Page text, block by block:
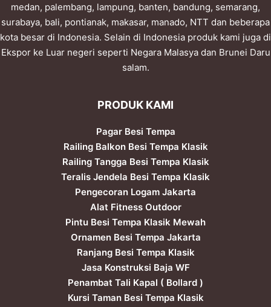
medan, palembang, lampung, banten, bandung, semarang,
surabaya, bali, pontianak, makasar, manado, NTT dan beberapa
kota besar di Indonesia. Selain di Indonesia produk kami juga di
Ekspor ke Luar negeri seperti Negara Malasya dan Brunei Daru
salam.
PRODUK KAMI
Pagar Besi Tempa
Railing Balkon Besi Tempa Klasik
Railing Tangga Besi Tempa Klasik
Teralis Jendela Besi Tempa Klasik
Pengecoran Logam Jakarta
Alat Fitness Outdoor
Pintu Besi Tempa Klasik Mewah
Ornamen Besi Tempa Jakarta
Ranjang Besi Tempa Klasik
Jasa Konstruksi Baja WF
Penambat Tali Kapal ( Bollard )
Kursi Taman Besi Tempa Klasik